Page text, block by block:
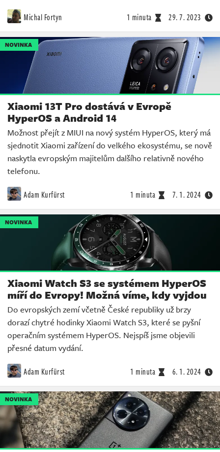
Michal Fortyn 1 minuta 29. 7. 2023
NOVINKA
Xiaomi 13T Pro dostává v Evropě
HyperOS a Android 14
Možnost přejít z MIUI na nový systém HyperOS, který má
sjednotit Xiaomi zařízení do velkého ekosystému, se nově
naskytla evropským majitelům dalšího relativně nového
telefonu.
Adam Kurfürst 1 minuta 7. 1. 2024
NOVINKA
Xiaomi Watch S3 se systémem HyperOS
míří do Evropy! Možná víme, kdy vyjdou
Do evropských zemí včetně České republiky už brzy
dorazí chytré hodinky Xiaomi Watch S3, které se pyšní
operačním systémem HyperOS. Nejspíš jsme objevili
přesné datum vydání.
Adam Kurfürst 1 minuta 6. 1. 2024
NOVINKA